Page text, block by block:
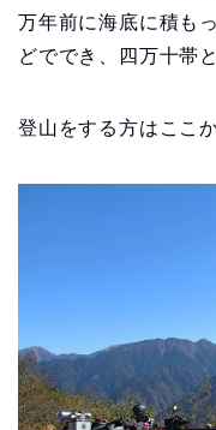
万年前に海底に積も
どででき、四万十帯
登山をする方はここ